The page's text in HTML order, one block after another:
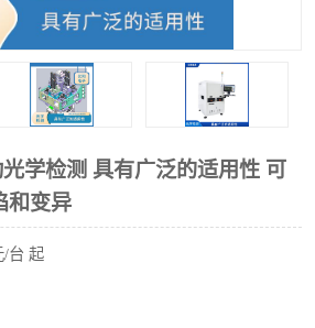
学检测 具有广泛的适用性 可
和变异
/台 起